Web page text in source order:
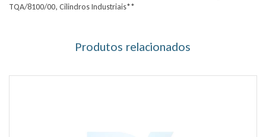
TQA/8100/00, Cilindros Industriais**
Produtos relacionados